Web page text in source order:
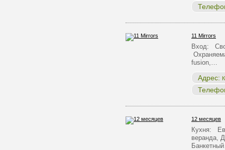
11 Mirrors
Вход:
fusion,…
Адрес:
12 месяцев
Кухня:
веранда,